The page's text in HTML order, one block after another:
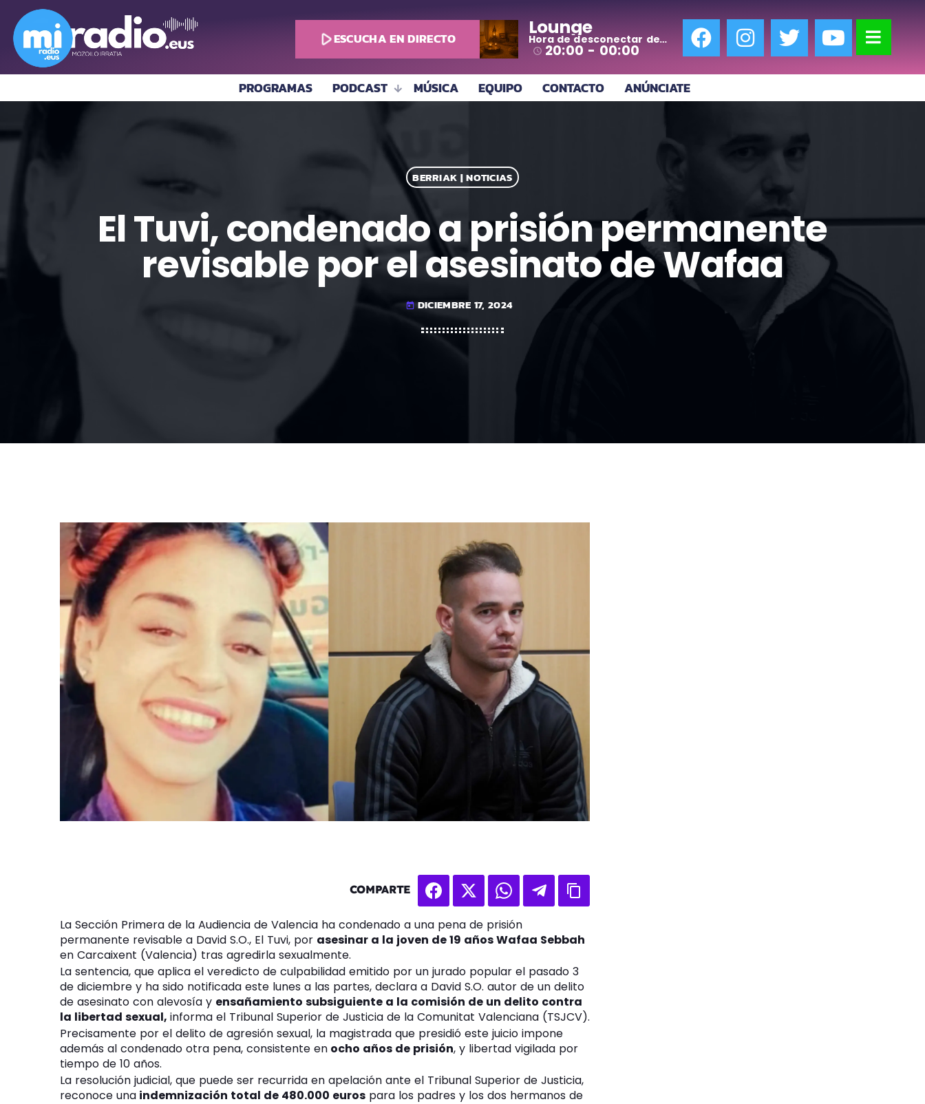
play_arrowESCUCHA EN DIRECTO Lounge
Hora de desconectar de
todo
access_time 20:00 - 00:00
PROGRAMAS PODCAST MÚSICA EQUIPO CONTACTO ANÚNCIATE
BERRIAK | NOTICIAS
El Tuvi, condenado a prisión permanente
revisable por el asesinato de Wafaa
today DICIEMBRE 17, 2024
COMPARTE
La Sección Primera de la Audiencia de Valencia ha condenado a una pena de prisión
permanente revisable a David S.O., El Tuvi, por asesinar a la joven de 19 años Wafaa Sebbah
en Carcaixent (Valencia) tras agredirla sexualmente.
La sentencia, que aplica el veredicto de culpabilidad emitido por un jurado popular el pasado 3
de diciembre y ha sido notificada este lunes a las partes, declara a David S.O. autor de un delito
de asesinato con alevosía y ensañamiento subsiguiente a la comisión de un delito contra
la libertad sexual, informa el Tribunal Superior de Justicia de la Comunitat Valenciana (TSJCV).
Precisamente por el delito de agresión sexual, la magistrada que presidió este juicio impone
además al condenado otra pena, consistente en ocho años de prisión, y libertad vigilada por
tiempo de 10 años.
La resolución judicial, que puede ser recurrida en apelación ante el Tribunal Superior de Justicia,
reconoce una indemnización total de 480.000 euros para los padres y los dos hermanos de